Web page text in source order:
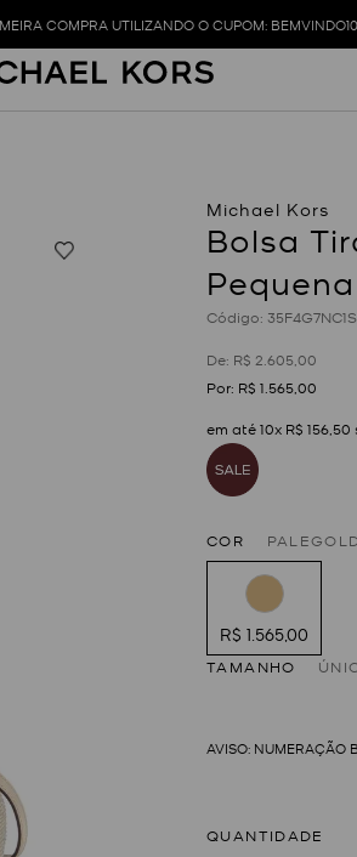
COMPRA UTILIZANDO O CUPOM:
Bolsa
Pequena
: 35F4G7NC1S
R$ 2 60500
R$ 1 56500
em até10x R$ 156 50
COR
R$ 1.565,00
TAMANHO
QUANTIDADE